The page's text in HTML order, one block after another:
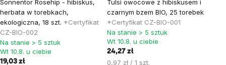
Sonnentor Rosehip - hibiskus,
herbata w torebkach,
ekologiczna, 18 szt. *Certyfikat
CZ-BIO-002
Na stanie > 5 sztuk
Wt 10.8. u ciebie
19,03 zł
Tulsi owocowe z hibiskusem i
czarnym bzem BIO, 25 torebek
*Certyfikat CZ-BIO-001
Na stanie > 5 sztuk
Wt 10.8. u ciebie
24,27 zł
Cena
0,97 zł / 1 szt.